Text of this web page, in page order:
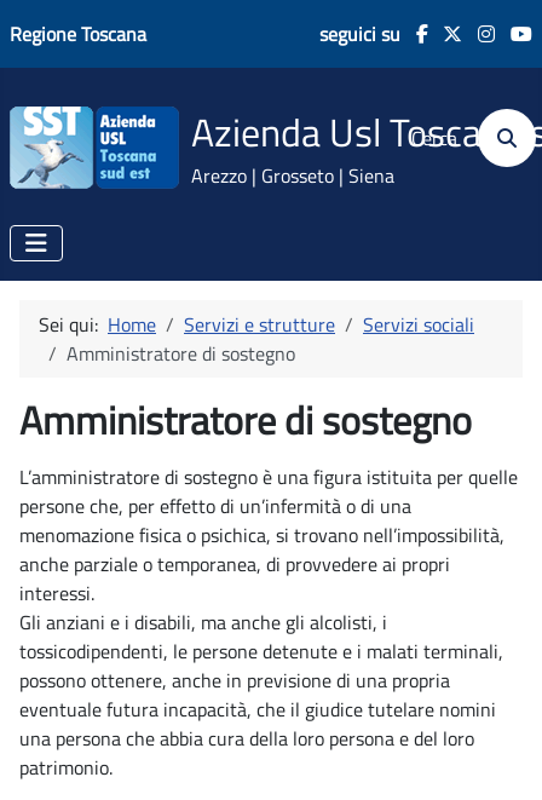
Regione Toscana seguici su
Azienda Usl Toscana
Arezzo | Grosseto | Siena
Cerca
Sei qui: Home Servizi e strutture
Servizi sociali
Amministratore di sostegno
Amministratore di sostegno
L’amministratore di sostegno è una figura istituita per quelle
persone che, per effetto di un’infermità o di una
menomazione fisica o psichica, si trovano nell’impossibilità,
anche parziale o temporanea, di provvedere ai propri
interessi.
Gli anziani e i disabili, ma anche gli alcolisti, i
tossicodipendenti, le persone detenute e i malati terminali,
possono ottenere, anche in previsione di una propria
eventuale futura incapacità, che il giudice tutelare nomini
una persona che abbia cura della loro persona e del loro
patrimonio.